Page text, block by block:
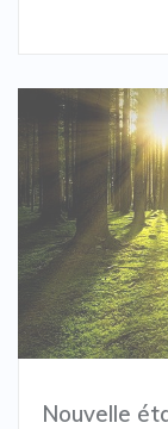
Nouvelle